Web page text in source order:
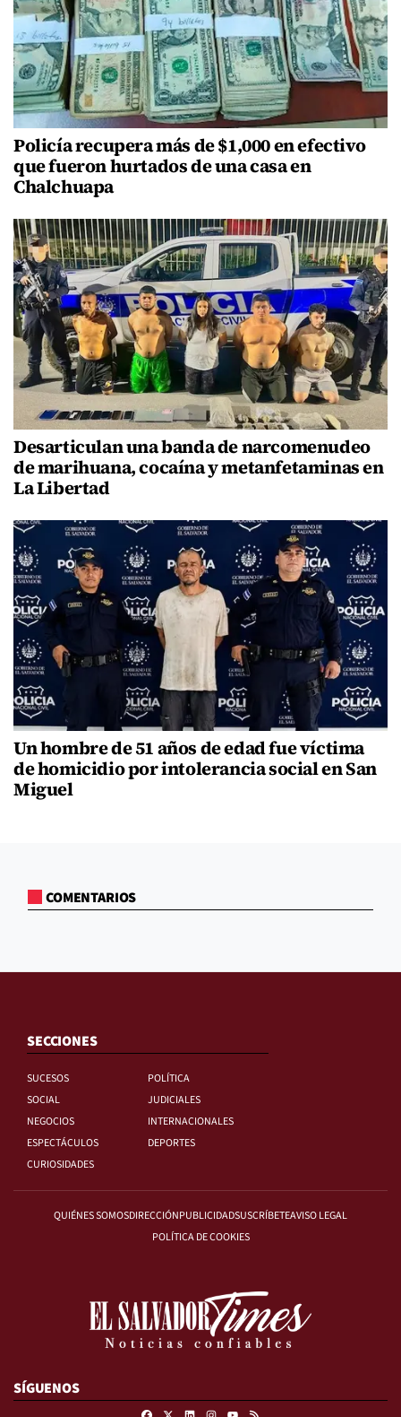
Policía recupera más de $1,000 en efectivo
que fueron hurtados de una casa en
Chalchuapa
Desarticulan una banda de narcomenudeo
de marihuana, cocaína y metanfetaminas en
La Libertad
Un hombre de 51 años de edad fue víctima
de homicidio por intolerancia social en San
Miguel
COMENTARIOS
SECCIONES
SUCESOS
POLÍTICA
SOCIAL
JUDICIALES
NEGOCIOS
INTERNACIONALES
ESPECTÁCULOS
DEPORTES
CURIOSIDADES
QUIÉNES SOMOSDIRECCIÓNPUBLICIDADSUSCRÍBETEAVISO LEGAL
POLÍTICA DE COOKIES
SÍGUENOS